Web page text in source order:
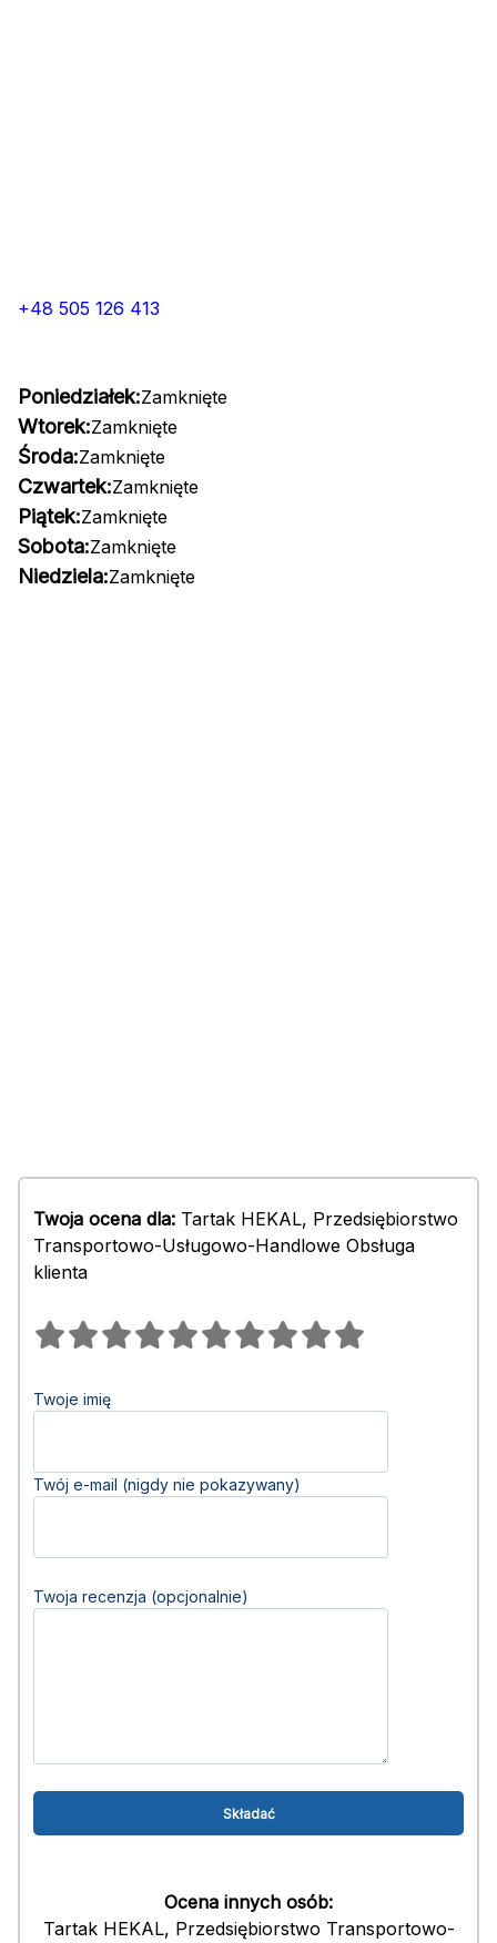
+48 505 126 413
Poniedziałek:Zamknięte
Wtorek:Zamknięte
Środa:Zamknięte
Czwartek:Zamknięte
Piątek:Zamknięte
Sobota:Zamknięte
Niedziela:Zamknięte
Twoja ocena dla: Tartak HEKAL, Przedsiębiorstwo
Transportowo-Usługowo-Handlowe Obsługa
klienta
Twoje imię
Twój e-mail (nigdy nie pokazywany)
Twoja recenzja (opcjonalnie)
Ocena innych osób:
Tartak HEKAL, Przedsiębiorstwo Transportowo-